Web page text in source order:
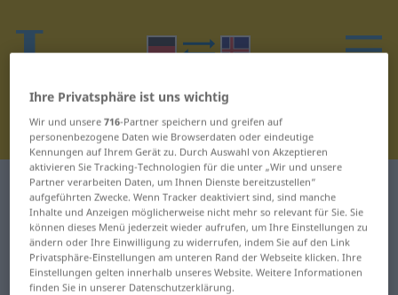
Deutsch-Isländisch Wörterbuch J 5
Wörter auf Deutsch, die mit J
beginnen – jeher ... Joch
Ihre Privatsphäre ist uns wichtig
Wir und unsere716-Partner speichern und greifen auf
personenbezogene Daten wie Browserdaten oder eindeutige
Kennungen auf Ihrem Gerät zu. Durch Auswahl von Akzeptieren
aktivieren Sie Tracking-Technologien für die unter „Wir und unsere
Partner verarbeiten Daten, um Ihnen Dienste bereitzustellen“
aufgeführten Zwecke. Wenn Tracker deaktiviert sind, sind manche
Inhalte und Anzeigen möglicherweise nicht mehr so relevant für Sie. Sie
können dieses Menü jederzeit wieder aufrufen, um Ihre Einstellungen zu
ändern oder Ihre Einwilligung zu widerrufen, indem Sie auf den Link
Privatsphäre-Einstellungen am unteren Rand der Webseite klicken. Ihre
Einstellungen gelten innerhalb unseres Website. Weitere Informationen
finden Sie in unserer Datenschutzerklärung.